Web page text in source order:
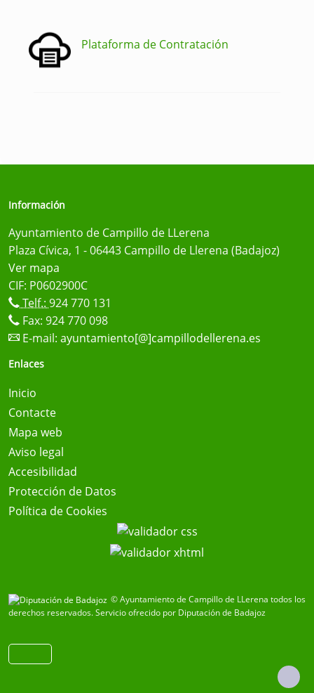
Plataforma de Contratación
Información
Ayuntamiento de Campillo de LLerena
Plaza Cívica, 1 - 06443 Campillo de Llerena (Badajoz)
Ver mapa
CIF: P0602900C
Telf.: 924 770 131
Fax: 924 770 098
E-mail: ayuntamiento[@]campillodellerena.es
Enlaces
Inicio
Contacte
Mapa web
Aviso legal
Accesibilidad
Protección de Datos
Política de Cookies
© Ayuntamiento de Campillo de LLerena todos los
derechos reservados.Servicio ofrecido por Diputación de Badajoz